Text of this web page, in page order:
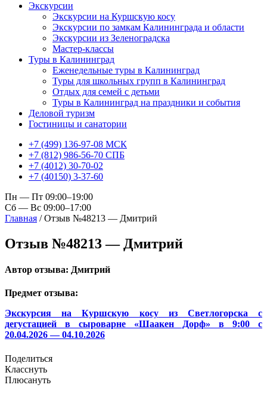
Экскурсии
Экскурсии на Куршскую косу
Экскурсии по замкам Калининграда и области
Экскурсии из Зеленоградска
Мастер-классы
Туры в Калининград
Еженедельные туры в Калининград
Туры для школьных групп в Калининград
Отдых для семей с детьми
Туры в Калининград на праздники и события
Деловой туризм
Гостиницы и санатории
+7 (499) 136-97-08 МСК
+7 (812) 986-56-70 СПБ
+7 (4012) 30-70-02
+7 (40150) 3-37-60
Пн — Пт 09:00–19:00
Сб — Вс 09:00–17:00
Главная /Отзыв №48213 — Дмитрий
Отзыв №48213 — Дмитрий
Автор отзыва: Дмитрий
Предмет отзыва:
Экскурсия наКуршскую косуиз Светлогорска с
дегустацией в сыроварне «Шаакен Дорф» в 9:00 с
20.04.2026 — 04.10.2026
Поделиться
Класснуть
Плюсануть